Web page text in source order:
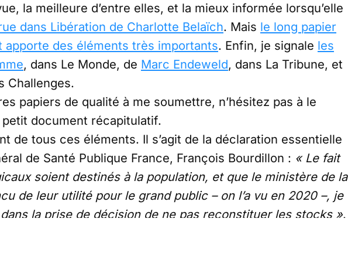
la meilleure d’entre elles, et la mieux informée lorsqu’elle
dans Libération de Charlotte Belaïch. Mais le long papier
apporte des éléments très importants. Enfin, je signale les
, dans Le Monde, de Marc Endeweld, dans La Tribune, et
Challenges.
papiers de qualité à me soumettre, n’hésitez pas à le
document récapitulatif.
de tous ces éléments. Il s’agit de la déclaration essentielle
de Santé Publique France, François Bourdillon : « Le fait
soient destinés à la population, et que le ministère de la
de leur utilité pour le grand public – on l’a vu en 2020 –, je
la prise de décision de ne pas reconstituer les stocks ».